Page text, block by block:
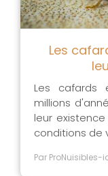
Les
Les cafards
millions
leur
conditions de
Par ProNuisibles-